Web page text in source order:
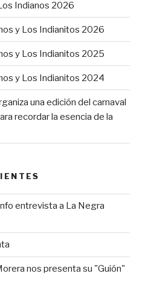
Indianos 2026
y Los Indianitos 2026
y Los Indianitos 2025
y Los Indianitos 2024
una edición del carnaval
recordar la esencia de la
entrevista a La Negra
nos presenta su "Guión"